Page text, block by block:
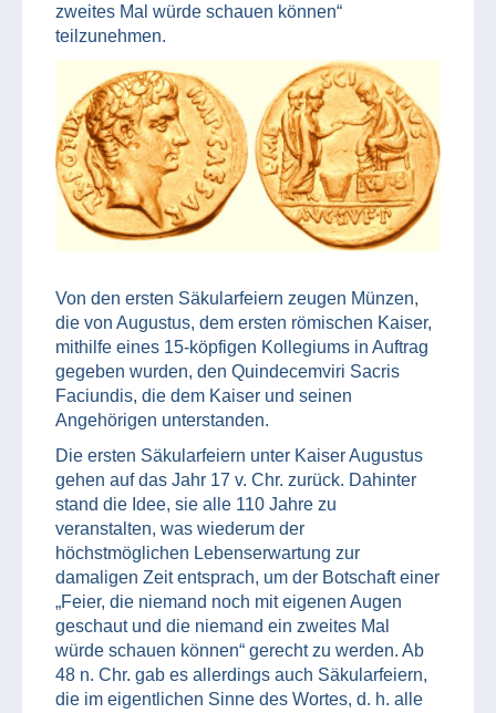
zweites Mal würde schauen können“
teilzunehmen.
Von den ersten Säkularfeiern zeugen Münzen,
die von Augustus, dem ersten römischen Kaiser,
mithilfe eines 15-köpfigen Kollegiums in Auftrag
gegeben wurden, den Quindecemviri Sacris
Faciundis, die dem Kaiser und seinen
Angehörigen unterstanden.
Die ersten Säkularfeiern unter Kaiser Augustus
gehen auf das Jahr 17 v. Chr. zurück. Dahinter
stand die Idee, sie alle 110 Jahre zu
veranstalten, was wiederum der
höchstmöglichen Lebenserwartung zur
damaligen Zeit entsprach, um der Botschaft einer
„Feier, die niemand noch mit eigenen Augen
geschaut und die niemand ein zweites Mal
würde schauen können“ gerecht zu werden. Ab
48 n. Chr. gab es allerdings auch Säkularfeiern,
die im eigentlichen Sinne des Wortes, d. h. alle